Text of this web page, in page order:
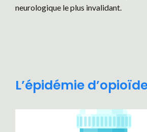
neurologique le plus invalidant.
L’épidémie